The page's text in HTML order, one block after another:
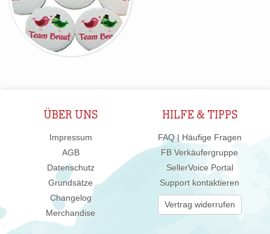
ÜBER UNS
Impressum
AGB
Datenschutz
Grundsätze
Changelog
Merchandise
HILFE & TIPPS
FAQ | Häufige Fragen
FB Verkäufergruppe
SellerVoice Portal
Support kontaktieren
Vertrag widerrufen